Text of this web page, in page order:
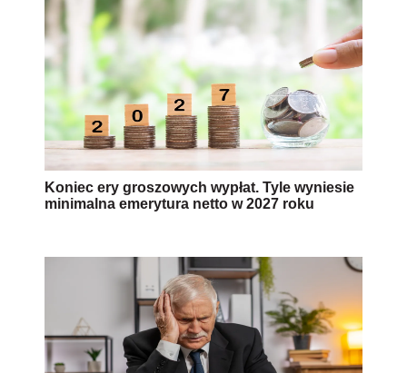
Koniec ery groszowych wypłat. Tyle wyniesie
minimalna emerytura netto w 2027 roku